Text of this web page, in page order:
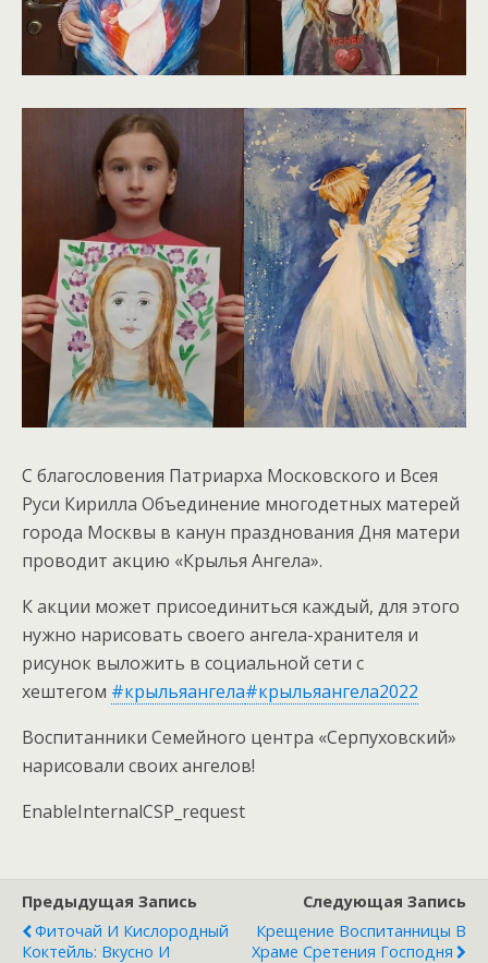
С благословения Патриарха Московского и Всея
Руси Кирилла Объединение многодетных матерей
города Москвы в канун празднования Дня матери
проводит акцию «Крылья Ангела».
К акции может присоединиться каждый, для этого
нужно нарисовать своего ангела-хранителя и
рисунок выложить в социальной сети с
хештегом #крыльяангела#крыльяангела2022
Воспитанники Семейного центра «Серпуховский»
нарисовали своих ангелов!
EnableInternalCSP_request
Предыдущая Запись
Фиточай И Кислородный
Коктейль: Вкусно И
Следующая Запись
Крещение Воспитанницы В
Храме Сретения Господня